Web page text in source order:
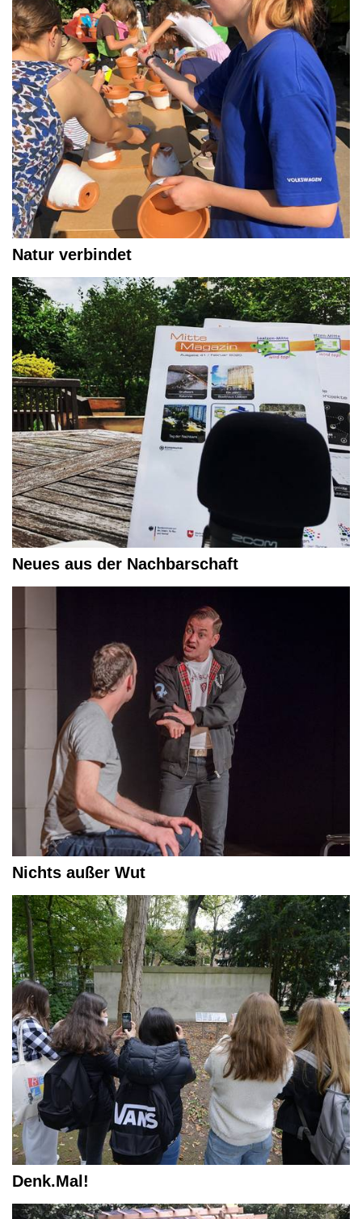
Natur verbindet
Neues aus der Nachbarschaft
Nichts außer Wut
Denk.Mal!